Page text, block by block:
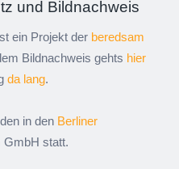
und Bildnachweis
ein Projekt der beredsam
Bildnachweis gehts hier
da lang.
in den Berliner
GmbH statt.